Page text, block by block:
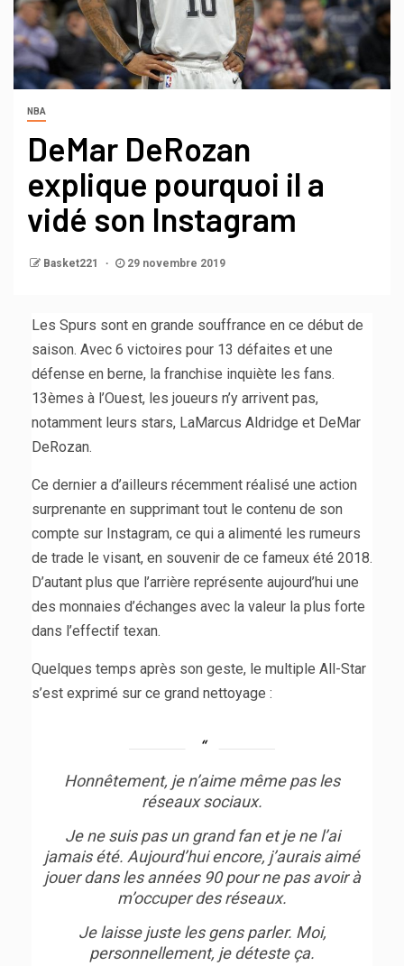
NBA
DeMar DeRozan
explique pourquoi il a
vidé son Instagram
Basket221 29 novembre 2019
Les Spurs sont en grande souffrance en ce début de
saison. Avec 6 victoires pour 13 défaites et une
défense en berne, la franchise inquiète les fans.
13èmes à l’Ouest, les joueurs n’y arrivent pas,
notamment leurs stars, LaMarcus Aldridge et DeMar
DeRozan.
Ce dernier a d’ailleurs récemment réalisé une action
surprenante en supprimant tout le contenu de son
compte sur Instagram, ce qui a alimenté les rumeurs
de trade le visant, en souvenir de ce fameux été 2018.
D’autant plus que l’arrière représente aujourd’hui une
des monnaies d’échanges avec la valeur la plus forte
dans l’effectif texan.
Quelques temps après son geste, le multiple All-Star
s’est exprimé sur ce grand nettoyage :
Honnêtement, je n’aime même pas les
réseaux sociaux.
Je ne suis pas un grand fan et je ne l’ai
jamais été. Aujourd’hui encore, j’aurais aimé
jouer dans les années 90 pour ne pas avoir à
m’occuper des réseaux.
Je laisse juste les gens parler. Moi,
personnellement, je déteste ça.